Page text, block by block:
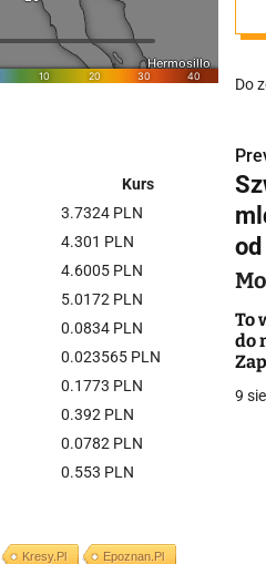
Do
N
a
w
i
g
a
od
To
do
9
Kurs
3.7324 PLN
4.301 PLN
4.6005 PLN
5.0172 PLN
0.0834 PLN
0.023565 PLN
0.1773 PLN
0.392 PLN
0.0782 PLN
0.553 PLN
Kresy.pl Epoznan.pl